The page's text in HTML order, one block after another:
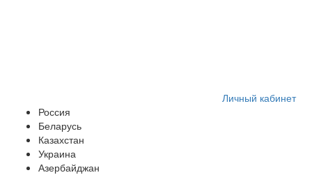
Личный кабинет
Россия
Беларусь
Казахстан
Украина
Азербайджан